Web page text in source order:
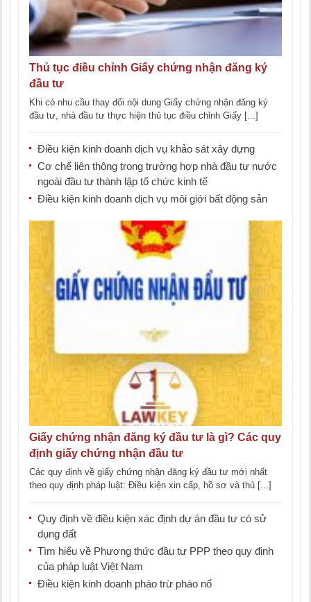
Thủ tục điều chỉnh Giấy chứng nhận đăng ký
đầu tư
Khi có nhu cầu thay đổi nội dung Giấy chứng nhận đăng ký
đầu tư, nhà đầu tư thực hiện thủ tục điều chỉnh Giấy [...]
Điều kiện kinh doanh dịch vụ khảo sát xây dựng
Cơ chế liên thông trong trường hợp nhà đầu tư nước
ngoài đầu tư thành lập tổ chức kinh tế
Điều kiện kinh doanh dịch vụ môi giới bất động sản
Giấy chứng nhận đăng ký đầu tư là gì? Các quy
định giấy chứng nhận đầu tư
Các quy định về giấy chứng nhận đăng ký đầu tư mới nhất
theo quy định pháp luật: Điều kiện xin cấp, hồ sơ và thủ [...]
Quy định về điều kiện xác định dự án đầu tư có sử
dụng đất
Tìm hiểu về Phương thức đầu tư PPP theo quy định
của pháp luật Việt Nam
Điều kiện kinh doanh pháo trừ pháo nổ